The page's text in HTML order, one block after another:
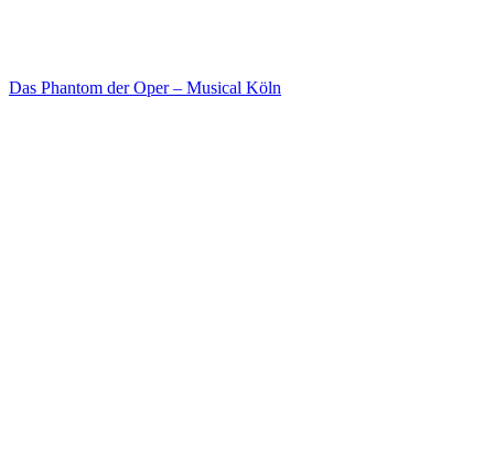
Das Phantom der Oper – Musical Köln